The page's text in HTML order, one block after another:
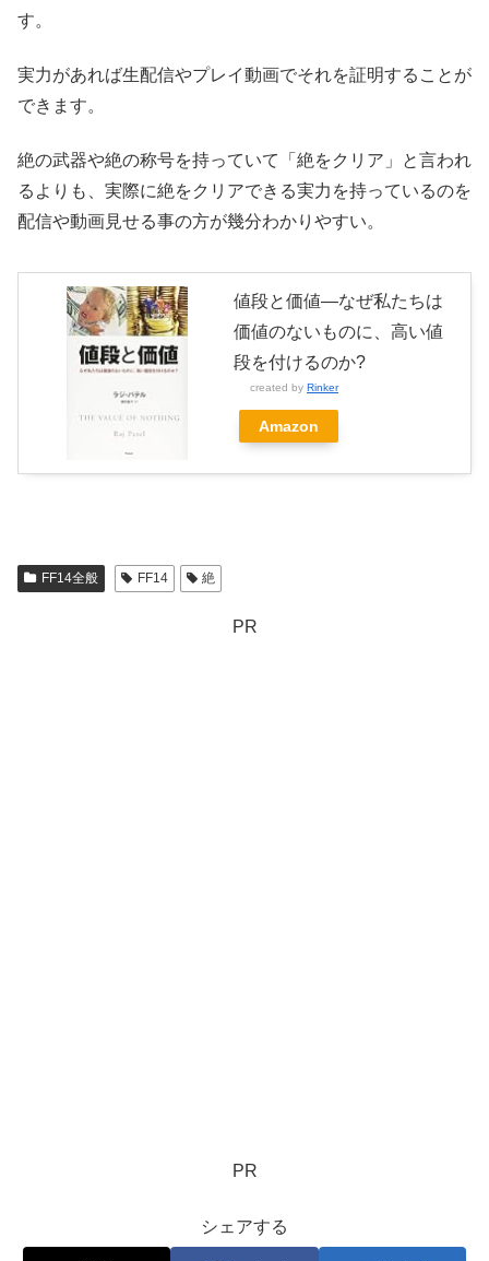
す。
実力があれば生配信やプレイ動画でそれを証明することが
できます。
絶の武器や絶の称号を持っていて「絶をクリア」と言われ
るよりも、実際に絶をクリアできる実力を持っているのを
配信や動画見せる事の方が幾分わかりやすい。
値段と価値―なぜ私たちは
価値のないものに、高い値
段を付けるのか?
created by Rinker
Amazon
FF14全般 FF14 絶
PR
PR
シェアする